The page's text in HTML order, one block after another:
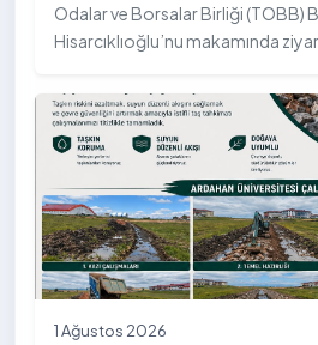
Odalar ve Borsalar Birliği (TOBB)
Hisarcıklıoğlu’nu makamında
Emiroğlu Hanımefendi eşlik etti.
1 Ağustos 2026